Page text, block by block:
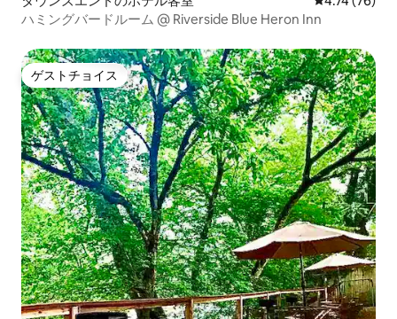
ハミングバードルーム @ Riverside Blue Heron Inn
ゲストチョイス
ゲストチョイス